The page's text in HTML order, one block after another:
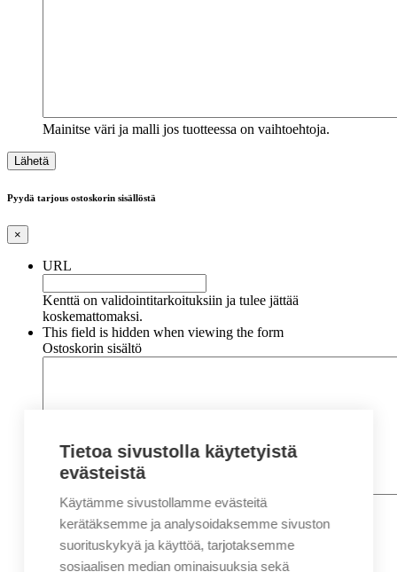
Mainitse väri ja malli jos tuotteessa on vaihtoehtoja.
Pyydä tarjous ostoskorin sisällöstä
×
URL
Kenttä on validointitarkoituksiin ja tulee jättää
koskemattomaksi.
This field is hidden when viewing the form
Ostoskorin sisältö
Nimi*
Etunimi
Sukunimi
Tietoa sivustolla käytetyistä
evästeistä
Käytämme sivustollamme evästeitä
kerätäksemme ja analysoidaksemme sivuston
suorituskykyä ja käyttöä, tarjotaksemme
sosiaalisen median ominaisuuksia sekä